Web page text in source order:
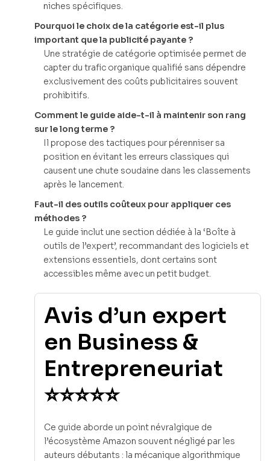
niches spécifiques.
Pourquoi le choix de la catégorie est-il plus
important que la publicité payante ?
Une stratégie de catégorie optimisée permet de
capter du trafic organique qualifié sans dépendre
exclusivement des coûts publicitaires souvent
prohibitifs.
Comment le guide aide-t-il à maintenir son rang
sur le long terme ?
Il propose des tactiques pour pérenniser sa
position en évitant les erreurs classiques qui
causent une chute soudaine dans les classements
après le lancement.
Faut-il des outils coûteux pour appliquer ces
méthodes ?
Le guide inclut une section dédiée à la ‘Boîte à
outils de l’expert’, recommandant des logiciels et
extensions essentiels, dont certains sont
accessibles même avec un petit budget.
Avis d’un expert
en Business &
Entrepreneuriat
⭐⭐⭐⭐⭐
Ce guide aborde un point névralgique de
l’écosystème Amazon souvent négligé par les
auteurs débutants : la mécanique algorithmique